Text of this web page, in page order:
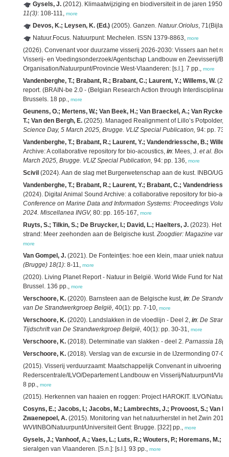
Gysels, J. (2012). Klimaatwijziging en biodiversiteit in de jaren 1950,
11(3): 108-111, more
Devos, K.; Leysen, K. (Ed.) (2005). Ganzen. Natuur.Oriolus,
Natuur.Focus. Natuurpunt: Mechelen. ISSN 1379-8863, more
(2026). Convenant voor duurzame visserij 2026-2030: Vissers aan het
Visserij- en Voedingsonderzoek/Agentschap Landbouw en Zeevisserij/
Organisation/Natuurpunt/Provincie West-Vlaanderen: [s.l.]. 7 pp., more
Vandenberghe, T.; Brabant, R.; Brabant, C.; Laurent, Y.; Willems, W.
report. (BRAIN-be 2.0 - (Belgian Research Action through
Brussels. 18 pp., more
Geunens, O.; Mertens, W.; Van Beek, H.; Van Braeckel, A.; Van
T.; Van den Bergh, E. (2025). Managed Realignment of Lillo’s Potpolder,
Science Day, 5 March 2025, Brugge. VLIZ Special Publication, 94: pp. 73,
Vandenberghe, T.; Brabant, R.; Laurent, Y.; Vandendriessche, B.;
Archive: A collaborative repository for bio-acoustics, in: Mees, J. et al.
March 2025, Brugge. VLIZ Special Publication, 94: pp. 136, more
Scivil (2024). Aan de slag met Burgerwetenschap aan de kust. INBO/
Vandenberghe, T.; Brabant, R.; Laurent, Y.; Brabant, C.;
(2024). Digital Animal Sound Archive: a collaborative repository for bio-
Conference on Marine Data and Information Systems: Proceedings
2024. Miscellanea INGV, 80: pp. 165-167, more
Ruyts, S.; Tilkin, S.; De Bruycker, I.; David, L.; Haelters, J. (2023). Het
strand: Meer zeehonden aan de Belgische kust.Zoogdier: Magazine van
more
Van Gompel, J. (2021). De Fonteintjes: hoe een klein, maar uniek
(Brugge) 18(1): 8-11, more
(2020). Living Planet Report - Natuur in België. World Wide Fund for
Brussel. 136 pp., more
Verschoore, K. (2020). Barnsteen aan de Belgische kust, in: De
van De Strandwerkgroep België, 40(1): pp. 7-10, more
Verschoore, K. (2020). Landslakken in de vloedlijn - Deel 2, in: De
Tijdschrift van De Strandwerkgroep België, 40(1): pp. 30-31, more
Verschoore, K. (2018). Determinatie van slakken - deel 2. Parnassia
Verschoore, K. (2018). Verslag van de excursie in de IJzermonding 07-
(2015). Visserij verduurzaamt: Maatschappelijk Convenant in uitvoering
Rederscentrale/ILVO/Departement Landbouw en Visserij/Natuurpunt/
8 pp., more
(2015). Herkennen van haaien en roggen: Project HAROKIT. ILVO/
Cosyns, E.; Jacobs, I.; Jacobs, M.; Lambrechts, J.; Provoost, S.; Van
Zwaenepoel, A. (2015). Monitoring van het natuurherstel in het Zwin
WVI/INBO/Natuurpunt/Universiteit Gent: Brugge. [322] pp., more
Gysels, J.; Vanhoof, A.; Vaes, L.; Luts, R.; Wouters, P.; Horemans, M.;
sieralgen van Vlaanderen. [S.n.]: [s.l.]. 93 pp., more